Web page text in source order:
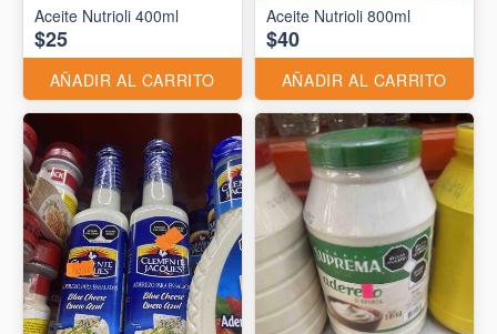
Aceite Nutrioli 400ml
$25
AÑADIR AL CARRITO
Aceite Nutrioli 800ml
$40
AÑADIR AL CARRITO